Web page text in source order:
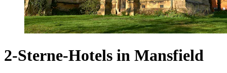
2-Sterne-Hotels in Mansfield